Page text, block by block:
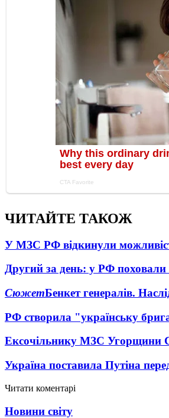
ЧИТАЙТЕ ТАКОЖ
У МЗС РФ відкинули
Другий за день: у РФ поховали
СюжетБенкет генералів.
РФ створила "українську
Ексочільнику МЗС Угорщини
Україна поставила Путіна
Читати коментарі
Новини світу